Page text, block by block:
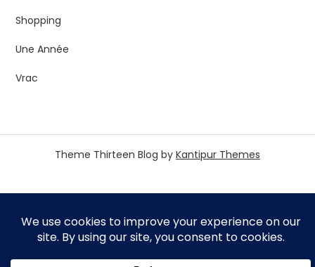
Shopping
Une Année
Vrac
Theme Thirteen Blog by Kantipur Themes